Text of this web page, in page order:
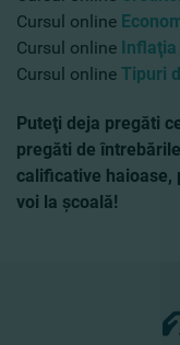
Cursul online
Cursul online
Cursul online Tipuri
Puteţi deja pregăti
pregăti de
calificative haioase,
voi la şcoală!